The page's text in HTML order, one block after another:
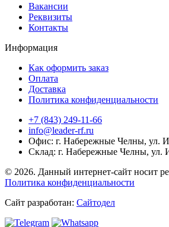
Вакансии
Реквизиты
Контакты
Информация
Как оформить заказ
Оплата
Доставка
Политика конфиденциальности
+7 (843) 249-11-66
info@leader-rf.ru
Офис: г. Набережные Челны, ул.
Склад: г. Набережные Челны, ул.
© 2026. Данный интернет-сайт носит
Политика конфиденциальности
Сайт разработан: Сайтодел